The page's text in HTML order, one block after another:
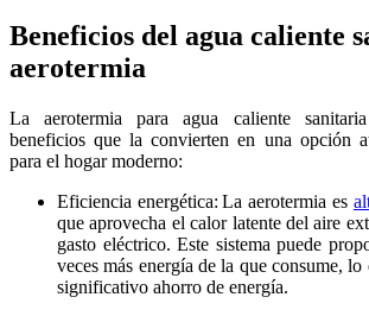
Beneficios del agua caliente
aerotermia
La aerotermia para agua caliente
beneficios que la convierten en una opción
para el hogar moderno:
Eficiencia energética: La aerotermia es
que aprovecha el calor latente del aire
gasto eléctrico. Este sistema puede
veces más energía de la que consume, lo
significativo ahorro de energía.